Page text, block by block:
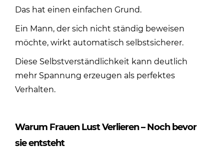
Das hat einen einfachen Grund.
Ein Mann, der sich nicht ständig beweisen
möchte, wirkt automatisch selbstsicherer.
Diese Selbstverständlichkeit kann deutlich
mehr Spannung erzeugen als perfektes
Verhalten.
Warum Frauen Lust Verlieren – Noch bevor
sie entsteht